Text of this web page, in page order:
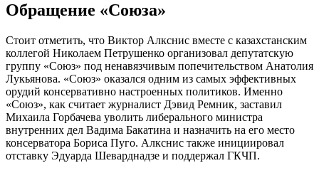
Обращение «Союза»
Стоит отметить, что Виктор Алкснис вместе с казахстанским
коллегой Николаем Петрушенко организовал депутатскую
группу «Союз» под ненавязчивым попечительством Анатолия
Лукьянова. «Союз» оказался одним из самых эффективных
орудий консервативно настроенных политиков. Именно
«Союз», как считает журналист Дэвид Ремник, заставил
Михаила Горбачева уволить либерального министра
внутренних дел Вадима Бакатина и назначить на его место
консерватора Бориса Пуго. Алкснис также инициировал
отставку Эдуарда Шеварднадзе и поддержал ГКЧП.